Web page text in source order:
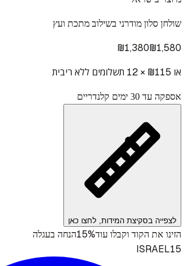
שולחן סלון מודרני בשילוב מתכת ועץ
₪1,380₪1,580
או ₪ 115 × 12 תשלומים ללא ריבית
אספקה עד 30 ימים קלנדריים
לצפייה בסקיצת המידות, לחצו כאן
הזינו את הקוד וקבלו עוד15%הנחה בעגלה
ISRAEL15